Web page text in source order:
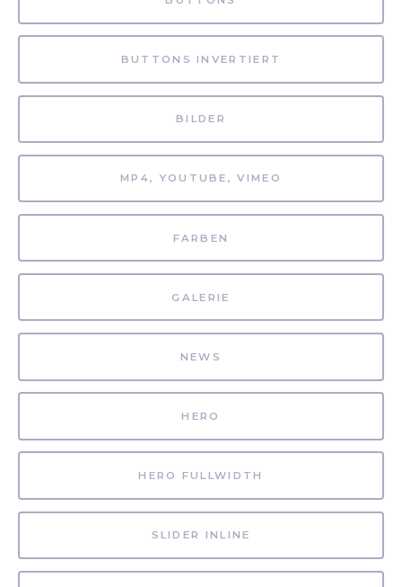
BUTTONS INVERTIERT
BILDER
MP4, YOUTUBE, VIMEO
FARBEN
GALERIE
NEWS
HERO
HERO FULLWIDTH
SLIDER INLINE